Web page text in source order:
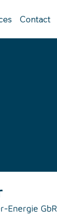
Contact
Energie GbR